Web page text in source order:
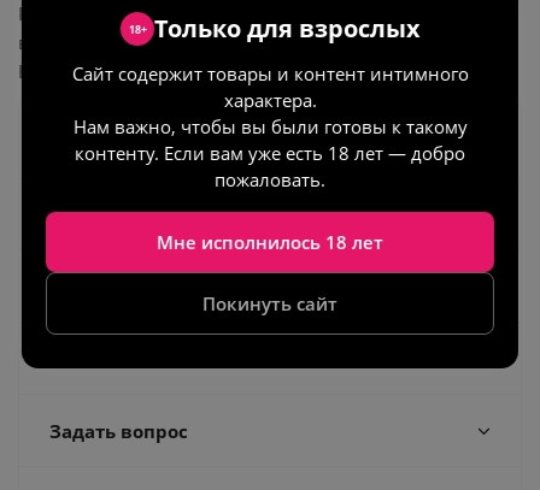
Размеры анальной игрушки: общая длина – 6.5 см,
вводимая длина – 6 см, диаметр – до 2.7 см.
Вес: 90 г.
Характеристики
Как получить заказ
Задать вопрос
18+ Только для взрослых
Сайт содержит товары и контент интимного
характера.
Нам важно, чтобы вы были готовы к такому
контенту. Если вам уже есть 18 лет — добро
пожаловать.
Мне исполнилось 18 лет
Покинуть сайт